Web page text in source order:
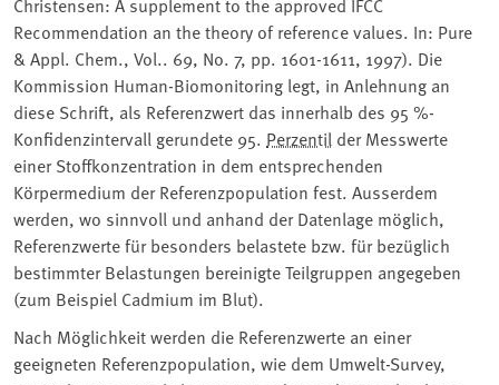
Recommendation an the theory of reference values. In: Pure
& Appl. Chem., Vol.. 69, No. 7, pp. 1601-1611, 1997). Die
Kommission Human-Biomonitoring legt, in Anlehnung an
diese Schrift, als Referenzwert das innerhalb des 95 %-
Konfidenzintervall gerundete 95. Perzentil der Messwerte
einer Stoffkonzentration in dem entsprechenden
Körpermedium der Referenzpopulation fest. Ausserdem
werden, wo sinnvoll und anhand der Datenlage möglich,
Referenzwerte für besonders belastete bzw. für bezüglich
bestimmter Belastungen bereinigte Teilgruppen angegeben
(zum Beispiel Cadmium im Blut).
Nach Möglichkeit werden die Referenzwerte an einer
geeigneten Referenzpopulation, wie dem Umwelt-Survey,